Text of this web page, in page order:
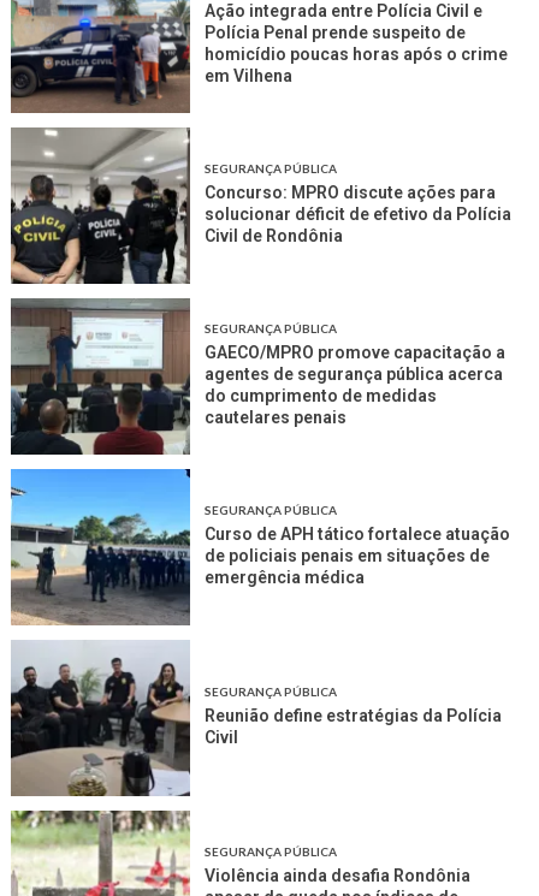
Ação integrada entre Polícia Civil e
Polícia Penal prende suspeito de
homicídio poucas horas após o crime
em Vilhena
SEGURANÇA PÚBLICA
Concurso: MPRO discute ações para
solucionar déficit de efetivo da Polícia
Civil de Rondônia
SEGURANÇA PÚBLICA
GAECO/MPRO promove capacitação a
agentes de segurança pública acerca
do cumprimento de medidas
cautelares penais
SEGURANÇA PÚBLICA
Curso de APH tático fortalece atuação
de policiais penais em situações de
emergência médica
SEGURANÇA PÚBLICA
Reunião define estratégias da Polícia
Civil
SEGURANÇA PÚBLICA
Violência ainda desafia Rondônia